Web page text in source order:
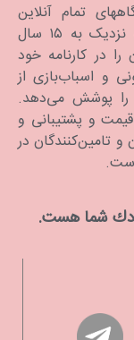
تمام آنلاین
سیسمونی و اسباب‌بازی در ایران است که نزدیک به ۱۵ سال
در کارنامه خود
و اسباب‌بازی از
از 5 سالگی کودک را پوشش می‌دهد.
و پشتیبانی و
تامین‌کنندگان در
شما هست.